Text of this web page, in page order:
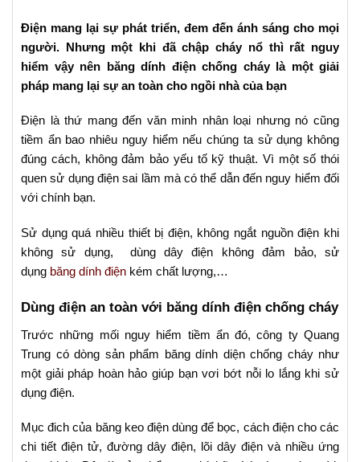
Điện mang lại sự phát triển, đem đến ánh sáng cho mọi
người. Nhưng một khi đã chập cháy nổ thì rất nguy
hiểm vậy nên băng dính điện chống cháy là một giải
pháp mang lại sự an toàn cho ngồi nhà của bạn
Điện là thứ mang đến văn minh nhân loại nhưng nó cũng
tiềm ẩn bao nhiêu nguy hiểm nếu chúng ta sử dụng không
đúng cách, không đảm bảo yếu tố kỹ thuật. Vì một số thói
quen sử dụng điện sai lầm mà có thể dẫn đến nguy hiểm đối
với chính bạn.
Sử dụng quá nhiều thiết bị điện, không ngắt nguồn điện khi
không sử dụng, dùng dây điện không đảm bảo, sử
dụng băng dính điện kém chất lượng,…
Dùng điện an toàn với băng dính điện chống cháy
Trước những mối nguy hiểm tiềm ẩn đó, công ty Quang
Trung có dòng sản phẩm băng dính diện chống cháy như
một giải pháp hoàn hảo giúp bạn vơi bớt nỗi lo lắng khi sử
dụng điện.
Mục đich của băng keo điện dùng để bọc, cách điện cho các
chi tiết điện tử, đường dây điện, lõi dây điện và nhiều ứng